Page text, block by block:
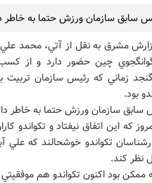
سابق سازمان ورزش حتما به خاطر
مشرق به نقل از آتي، محمد
چين حضور دارد و از
زماني که رئيس سازمان تربيت
بود.
سابق سازمان ورزش حتما به خاطر
که اين اتفاق نيفتاد و
تکواندو خوشحالند که علي
نظر کند.
ممکن بود اکنون تکواندو هم